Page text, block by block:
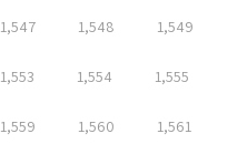
1,547 1,548 1,549
1,553 1,554 1,555
1,559 1,560 1,561